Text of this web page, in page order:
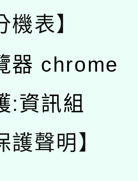
機表】
器 chrome
:資訊組
護聲明】